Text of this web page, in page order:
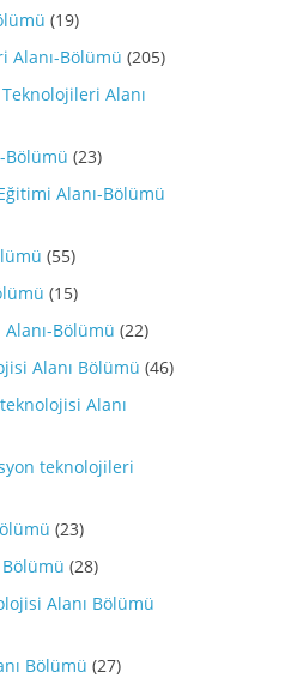
(19)
Alanı-Bölümü (205)
Alanı
Bölümü (23)
Alanı-Bölümü
(55)
(15)
Bölümü (22)
Alanı Bölümü (46)
Alanı
teknolojileri
(23)
Bölümü (28)
Alanı Bölümü
Bölümü (27)